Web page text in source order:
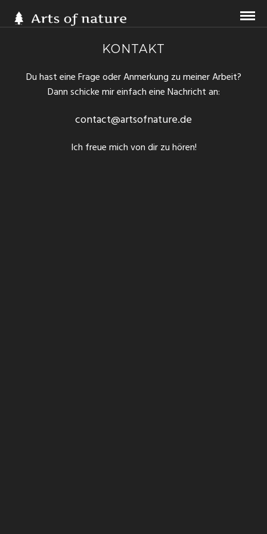
KONTAKT
Du hast eine Frage oder Anmerkung zu meiner Arbeit?
Dann schicke mir einfach eine Nachricht an:
contact@artsofnature.de
Ich freue mich von dir zu hören!